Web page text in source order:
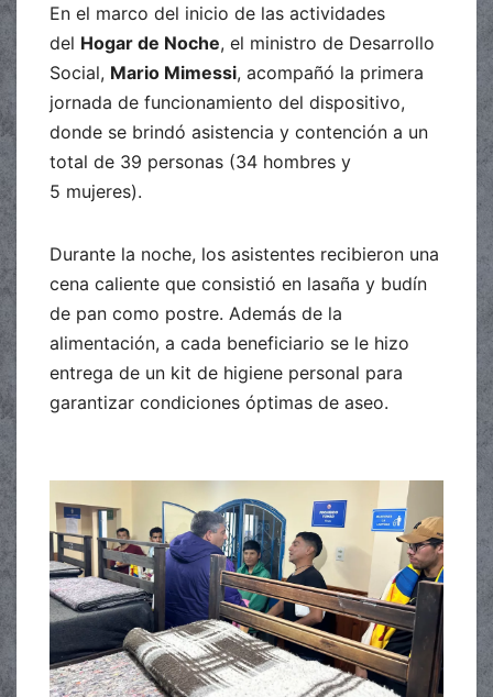
En el marco del inicio de las actividades
del Hogar de Noche, el ministro de Desarrollo
Social, Mario Mimessi, acompañó la primera
jornada de funcionamiento del dispositivo,
donde se brindó asistencia y contención a un
total de 39 personas (34 hombres y
5 mujeres).
Durante la noche, los asistentes recibieron una
cena caliente que consistió en lasaña y budín
de pan como postre. Además de la
alimentación, a cada beneficiario se le hizo
entrega de un kit de higiene personal para
garantizar condiciones óptimas de aseo.